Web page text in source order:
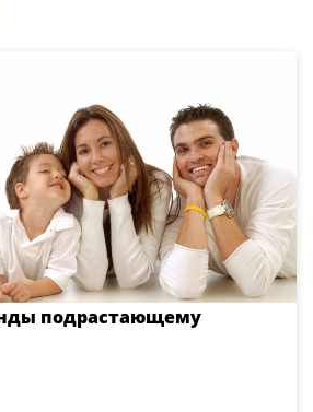
подрастающему